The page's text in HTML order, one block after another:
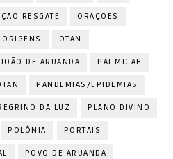
RESGATE ORAÇÕES
ORIGENS OTAN
DE ARUANDA PAI MICAH
PANDEMIAS/EPIDEMIAS
DA LUZ PLANO DIVINO
POLÔNIA PORTAIS
POVO DE ARUANDA